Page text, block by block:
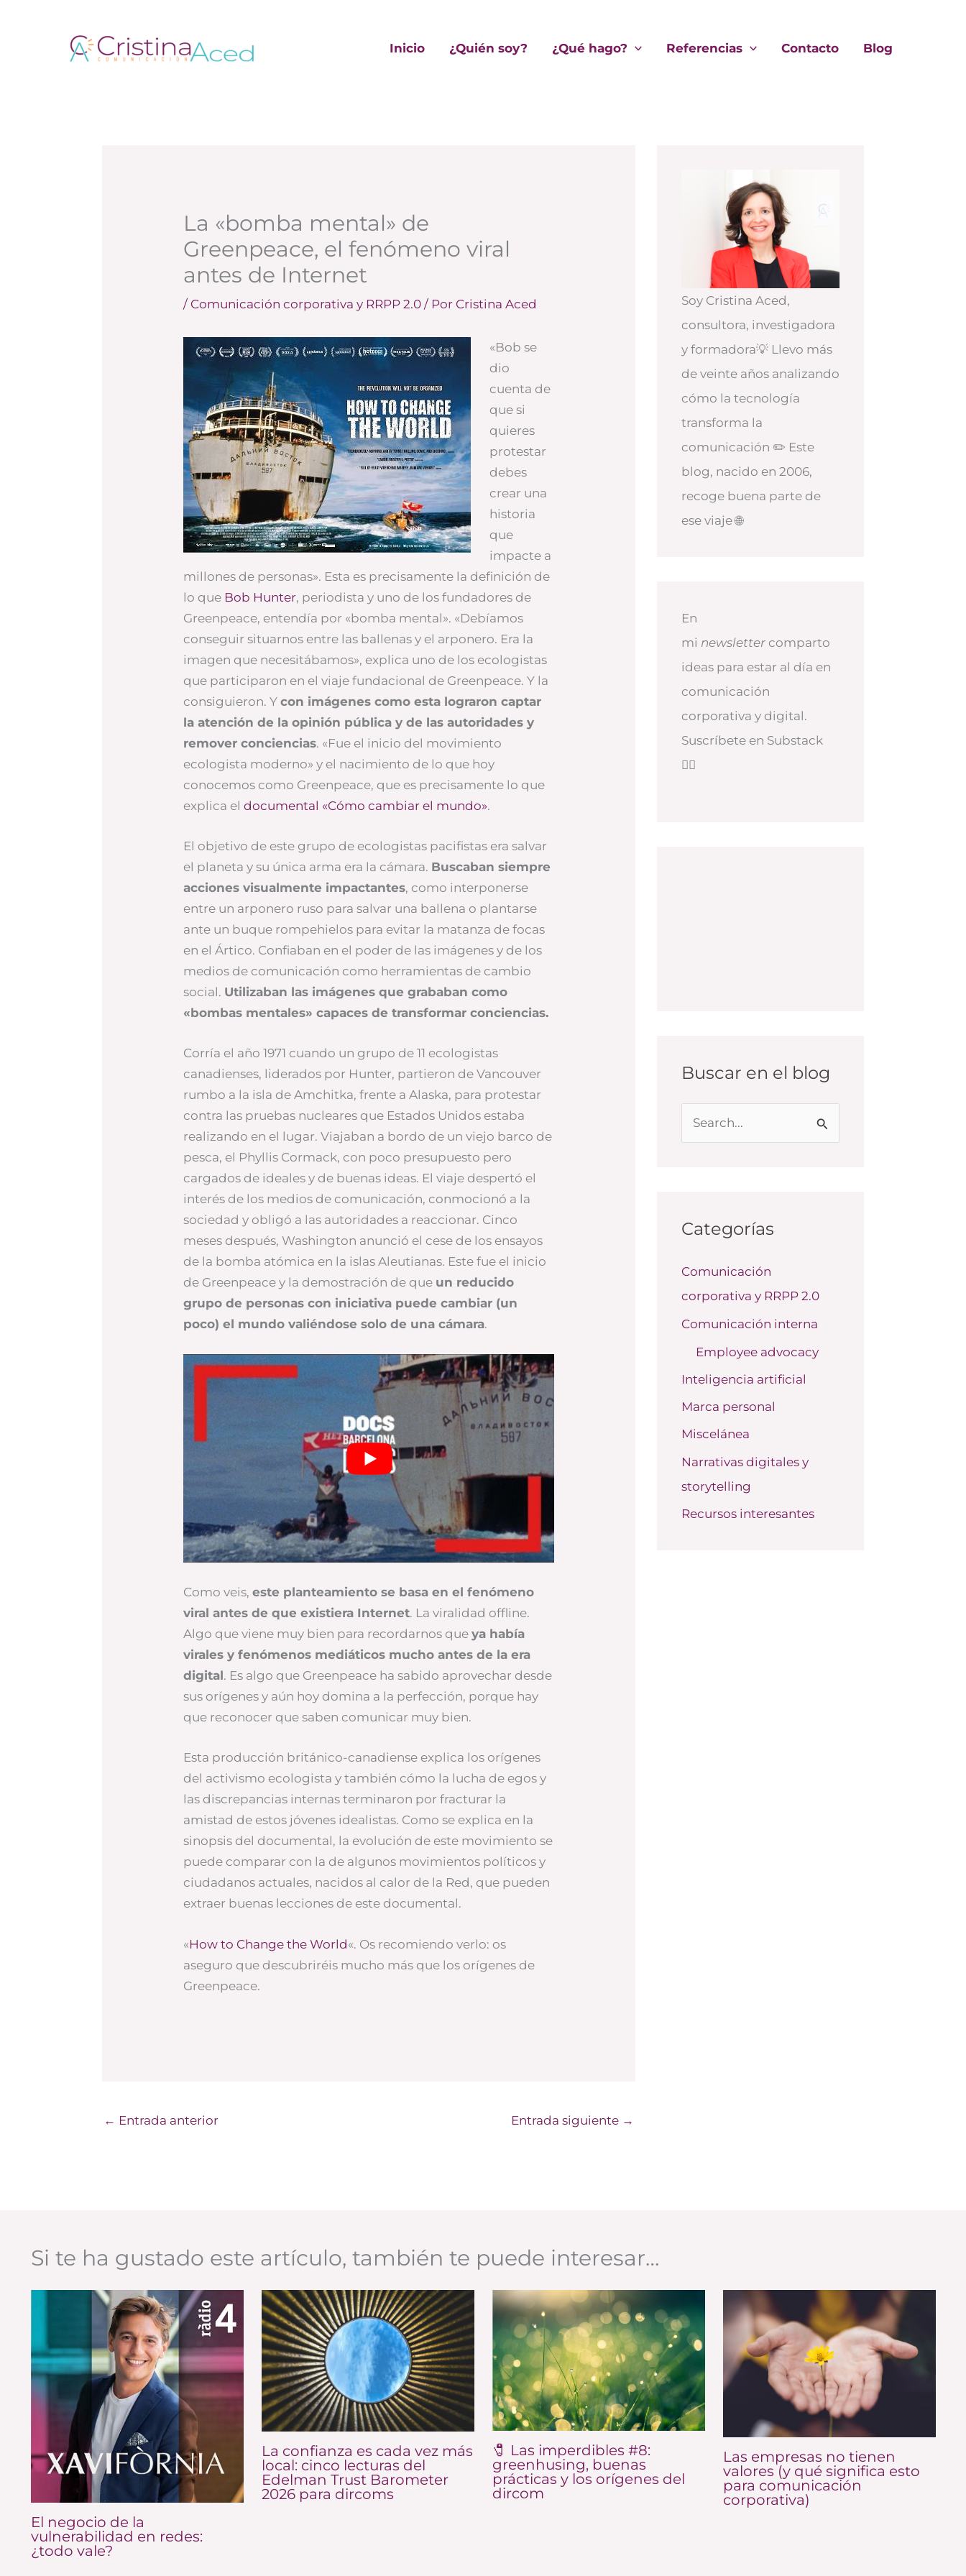
Inicio ¿Quién soy? ¿Qué hago? Referencias Contacto Blog
La «bomba mental» de
Greenpeace, el fenómeno viral
antes de Internet
/ Comunicación corporativa y RRPP 2.0 / Por Cristina Aced
«Bob se
dio
cuenta de
que si
quieres
protestar
debes
crear una
historia
que
impacte a
millones de personas». Esta es precisamente la definición de
lo que Bob Hunter, periodista y uno de los fundadores de
Greenpeace, entendía por «bomba mental». «Debíamos
conseguir situarnos entre las ballenas y el arponero. Era la
imagen que necesitábamos», explica uno de los ecologistas
que participaron en el viaje fundacional de Greenpeace. Y la
consiguieron. Ycon imágenes como esta lograron captar
la atención de la opinión pública y de las autoridades y
remover conciencias. «Fue el inicio del movimiento
ecologista moderno» y el nacimiento de lo que hoy
conocemos como Greenpeace, que es precisamente lo que
explica eldocumental «Cómo cambiar el mundo».
El objetivo de este grupo de ecologistas pacifistas era salvar
el planeta y su única arma era la cámara. Buscaban siempre
acciones visualmente impactantes, como interponerse
entre un arponero ruso para salvar una ballena o plantarse
ante un buque rompehielos para evitar la matanza de focas
en el Ártico. Confiaban en el poder de las imágenes y de los
medios de comunicación como herramientas de cambio
social. Utilizaban las imágenes que grababan como
«bombas mentales» capaces de transformar conciencias.
Corría el año 1971 cuando un grupo de 11 ecologistas
canadienses, liderados por Hunter, partieron de Vancouver
rumbo a la isla de Amchitka, frente a Alaska, para protestar
contra las pruebas nucleares que Estados Unidos estaba
realizando en el lugar. Viajaban a bordo de un viejo barco de
pesca, el Phyllis Cormack, con poco presupuesto pero
cargados de ideales y de buenas ideas. El viaje despertó el
interés de los medios de comunicación, conmocionó a la
sociedad y obligó a las autoridades a reaccionar. Cinco
meses después, Washington anunció el cese de los ensayos
de la bomba atómica en la islas Aleutianas. Este fue el inicio
de Greenpeace y la demostración de que un reducido
grupo de personas con iniciativa puede cambiar (un
poco) el mundo valiéndose solo de una cámara.
Como veis,este planteamiento se basa en el fenómeno
viral antes de que existiera Internet. La viralidad offline.
Algo que viene muy bien para recordarnos queya había
virales y fenómenos mediáticos mucho antes de la era
digital. Es algo que Greenpeace ha sabido aprovechar desde
sus orígenes y aún hoy domina a la perfección, porque hay
que reconocer que saben comunicar muy bien.
Esta producción británico-canadiense explica los orígenes
del activismo ecologista y también cómo la lucha de egos y
las discrepancias internas terminaron por fracturar la
amistad de estos jóvenes idealistas. Como se explica en la
sinopsis del documental, la evolución de este movimiento se
puede comparar con la de algunos movimientos políticos y
ciudadanos actuales, nacidos al calor de la Red, que pueden
extraer buenas lecciones de este documental.
«How to Change the World«. Os recomiendo verlo: os
aseguro que descubriréis mucho más que los orígenes de
Greenpeace.
← Entrada anterior Entrada siguiente →
Soy Cristina Aced,
consultora, investigadora
y formadora💡 Llevo más
de veinte años analizando
cómo la tecnología
transforma la
comunicación ✏️ Este
blog, nacido en 2006,
recoge buena parte de
ese viaje 🌐
En
mi newsletter comparto
ideas para estar al día en
comunicación
corporativa y digital.
Suscríbete en Substack
👇🏻
Buscar en el blog
a
p
o
r
Categorías
Comunicación
corporativa y RRPP 2.0
Comunicación interna
Employee advocacy
Inteligencia artificial
Marca personal
Miscelánea
Narrativas digitales y
storytelling
Recursos interesantes
Si te ha gustado este artículo, también te puede interesar…
El negocio de la
vulnerabilidad en redes:
¿todo vale?
La confianza es cada vez más
local: cinco lecturas del
Edelman Trust Barometer
2026 para dircoms
🧷 Las imperdibles #8:
greenhusing, buenas
prácticas y los orígenes del
dircom
Las empresas no tienen
valores (y qué significa esto
para comunicación
corporativa)